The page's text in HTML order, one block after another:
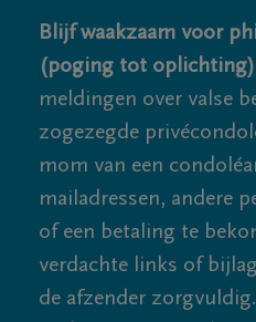
Blijf waakzaam voor
(poging tot
meldingen over valse
zogezegde
mom van een
mailadressen, andere
of een betaling te
verdachte links of
de afzender